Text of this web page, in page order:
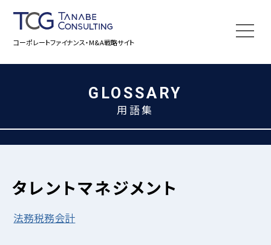
コーポレートファイナンス・M&A戦略サイト
GLOSSARY
用語集
タレントマネジメント
法務税務会計